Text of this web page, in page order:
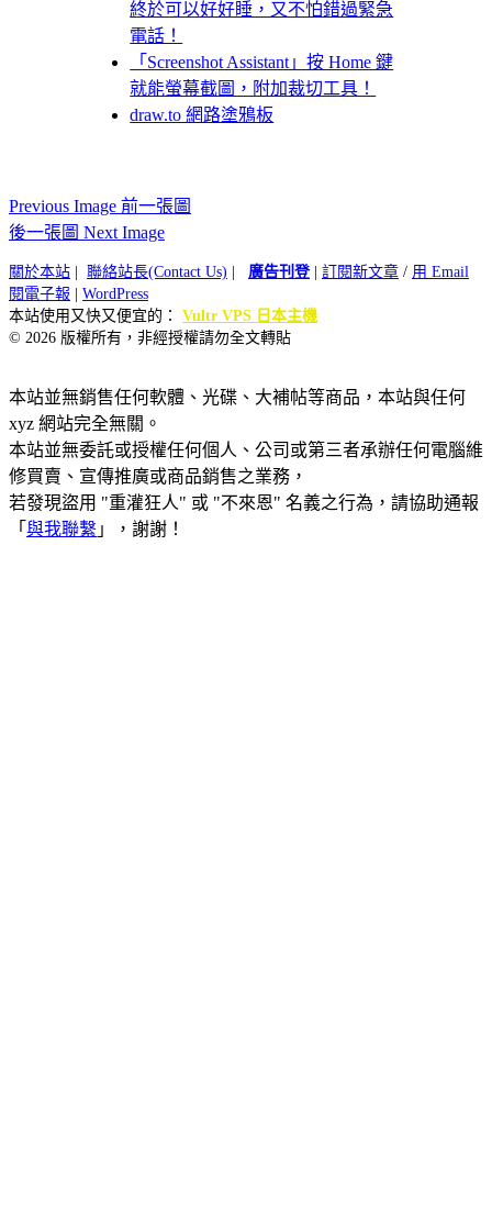
終於可以好好睡，又不怕錯過緊急
電話！
「Screenshot Assistant」按 Home 鍵
就能螢幕截圖，附加裁切工具！
draw.to 網路塗鴉板
Previous Image 前一張圖
後一張圖 Next Image
關於本站 聯絡站長(Contact Us) 廣告刊登| 訂閱新文章 / 用 Email
閱電子報
WordPress
本站使用又快又便宜的： Vultr VPS 日本主機
© 2026 版權所有，非經授權請勿全文轉貼
本站並無銷售任何軟體、光碟、大補帖等商品，本站與任何
xyz 網站完全無關。
本站並無委託或授權任何個人、公司或第三者承辦任何電腦維
修買賣、宣傳推廣或商品銷售之業務，
若發現盜用 "重灌狂人" 或 "不來恩" 名義之行為，請協助通報
「 與我聯繫 」，謝謝！